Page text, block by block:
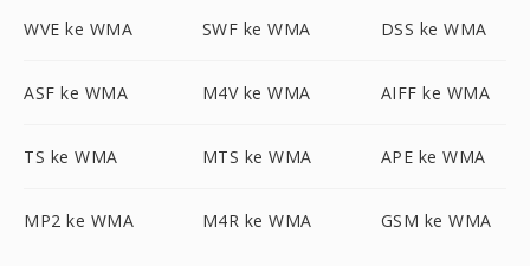
WVE ke WMA SWF ke WMA DSS ke WMA
ASF ke WMA M4V ke WMA AIFF ke WMA
TS ke WMA MTS ke WMA APE ke WMA
MP2 ke WMA M4R ke WMA GSM ke WMA